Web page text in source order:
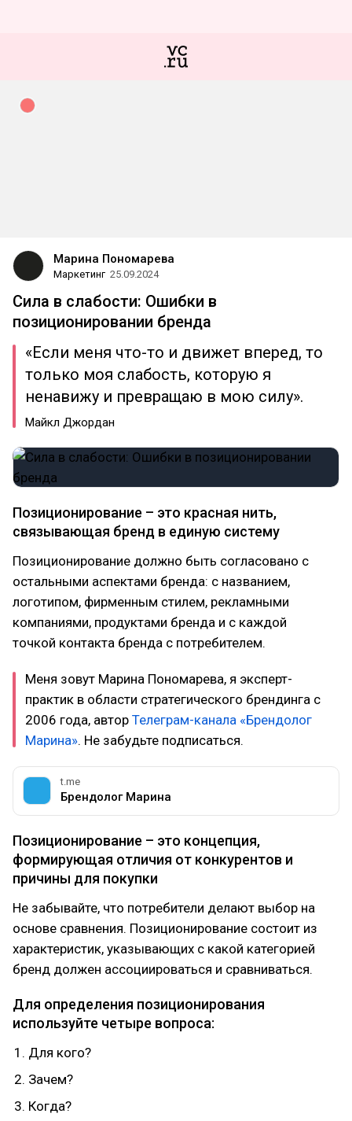
Марина Пономарева
Маркетинг 25.09.2024
Сила в слабости: Ошибки в
позиционировании бренда
«Если меня что-то и движет вперед, то
только моя слабость, которую я
ненавижу и превращаю в мою силу».
Майкл Джордан
Позиционирование – это красная нить,
связывающая бренд в единую систему
Позиционирование должно быть согласовано с
остальными аспектами бренда: с названием,
логотипом, фирменным стилем, рекламными
компаниями, продуктами бренда и с каждой
точкой контакта бренда с потребителем.
Меня зовут Марина Пономарева, я эксперт-
практик в области стратегического брендинга с
2006 года, автор Телеграм-канала «Брендолог
Марина». Не забудьте подписаться.
t.me
Брендолог Марина
Позиционирование – это концепция,
формирующая отличия от конкурентов и
причины для покупки
Не забывайте, что потребители делают выбор на
основе сравнения. Позиционирование состоит из
характеристик, указывающих с какой категорией
бренд должен ассоциироваться и сравниваться.
Для определения позиционирования
используйте четыре вопроса:
Для кого?
Зачем?
Когда?